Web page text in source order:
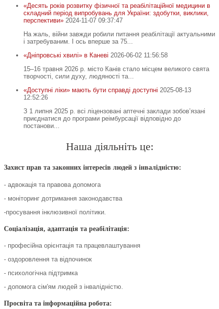
«Десять років розвитку фізичної та реабілітаційної медицини в
складний період випробувань для України: здобутки, виклики,
перспективи» 2024-11-07 09:37:47
На жаль, війни завжди робили питання реабілітації актуальними
і затребуваним. І ось вперше за 75...
«Дніпровські хвилі» в Каневі 2026-06-02 11:56:58
15–16 травня 2026 р. місто Канів стало місцем великого свята
творчості, сили духу, людяності та...
«Доступні ліки» мають бути справді доступні 2025-08-13
12:52:26
З 1 липня 2025 р. всі ліцензовані аптечні заклади зобов’язані
приєднатися до програми реімбурсації відповідно до
постанови...
Наша діяльніть це:
Захист прав та законних інтересів людей з інвалідністю:
- адвокація та правова допомога
- моніторинг дотримання законодавства
-просування інклюзивної політики.
Соціалізація, адаптація та реабілітація:
- професійна орієнтація та працевлаштування
- оздоровлення та відпочинок
- психологічна підтримка
- допомога сім'ям людей з інвалідністю.
Просвіта та інформаційна робота: